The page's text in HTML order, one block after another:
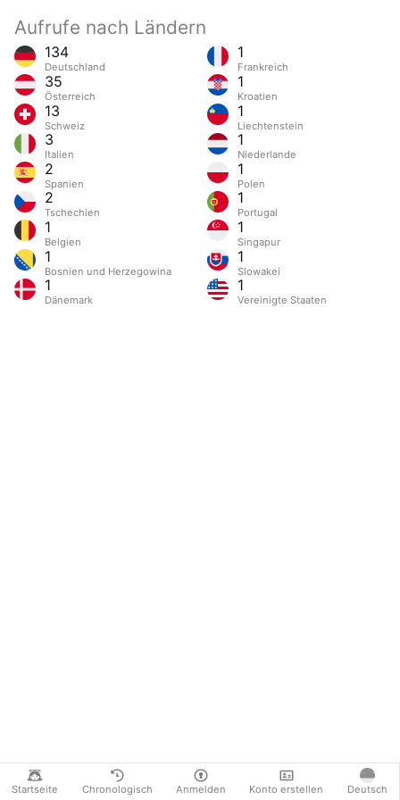
Startseite Chronologisch Anmelden Konto erstellen Deutsch
Aufrufe nach Ländern
134
Deutschland
35
Österreich
13
Schweiz
3
Italien
2
Spanien
2
Tschechien
1
Belgien
1
Bosnien und Herzegowina
1
Dänemark
1
Frankreich
1
Kroatien
1
Liechtenstein
1
Niederlande
1
Polen
1
Portugal
1
Singapur
1
Slowakei
1
Vereinigte Staaten